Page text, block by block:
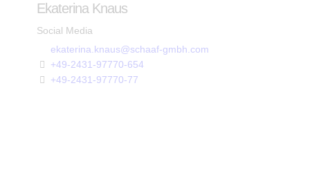
Ekaterina Knaus
Social Media
ekaterina.knaus@schaaf-gmbh.com
+49-2431-97770-654
+49-2431-97770-77